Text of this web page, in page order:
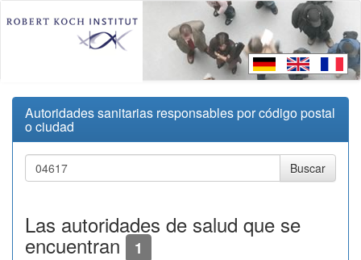
Autoridades sanitarias responsables por código postal
o ciudad
Las autoridades de salud que se
encuentran 1